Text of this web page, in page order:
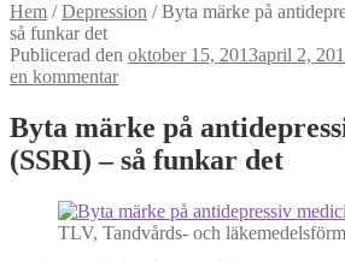
Hem /Depression /Byta märke på
så funkar det
Publicerad den oktober 15, 2013april 2,
en kommentar
Byta märke på
(SSRI) – så funkar det
TLV, Tandvårds- och